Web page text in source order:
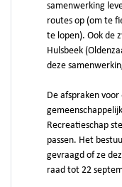
samenwerking
routes op (om te
te lopen). Ook de
Hulsbeek
deze
De afspraken
Recreatieschap
passen. Het
gevraagd of ze
raad tot 22